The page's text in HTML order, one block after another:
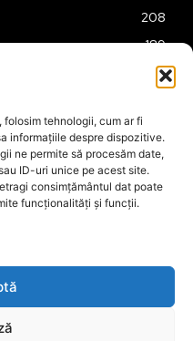
tehnologii, cum ar fi
informațiile despre dispozitive.
ne permite să procesăm date,
ID-uri unice pe acest site.
consimțământul dat poate
funcționalități și funcții.
208
189
176
160
158
149